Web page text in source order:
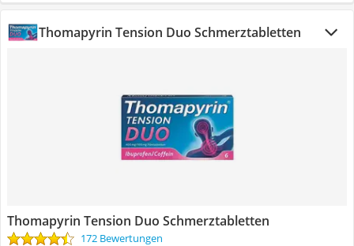
Thomapyrin Tension Duo Schmerztabletten
Thomapyrin Tension Duo Schmerztabletten
172 Bewertungen